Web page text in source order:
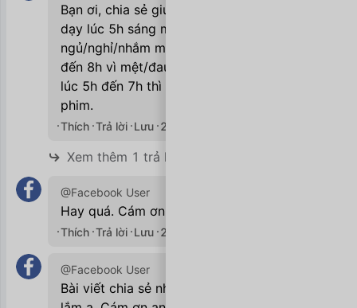
Bạn ơi, chia sẻ giúp mình làm thế nào để
dạy lúc 5h sáng mà không quay lại
ngủ/nghỉ/nhắm mắt nằm trên giường từ 7h
đến 8h vì mệt/đau đầu/thiếu tỉnh táo? Từ
lúc 5h đến 7h thì mình đọc sách/xem
phim.
Thích Trả lời Lưu 23/10/2020
Xem thêm 1 trả lời
@Facebook User
Hay quá. Cám ơn bạn
Thích Trả lời Lưu 23/10/2020
@Facebook User
Bài viết chia sẻ nhẹ nhàng nhưng dễ nhớ